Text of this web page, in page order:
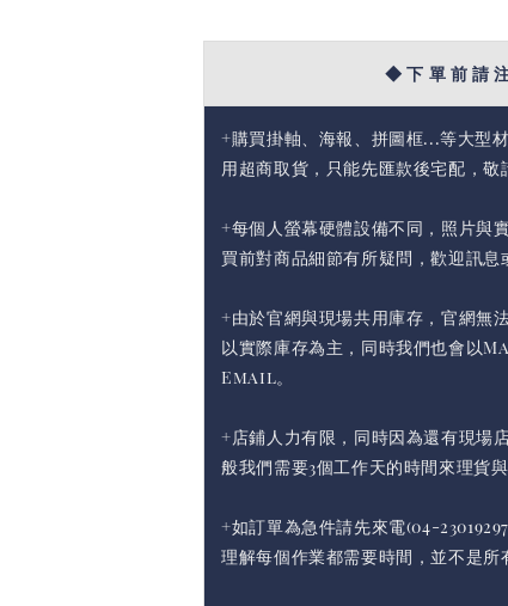
◆ 下 單 前 請
+購買掛軸、海報、拼圖框...等大型
用超商取貨，只能先匯款後宅配，敬
+每個人螢幕硬體設備不同，照片與
買前對商品細節有所疑問，歡迎訊息
+由於官網與現場共用庫存，官網無
以實際庫存為主，同時我們也會以
Email。
+店鋪人力有限，同時因為還有現場
般我們需要3個工作天的時間來理貨與
+如訂單為急件請先來電(04-
理解每個作業都需要時間，並不是所